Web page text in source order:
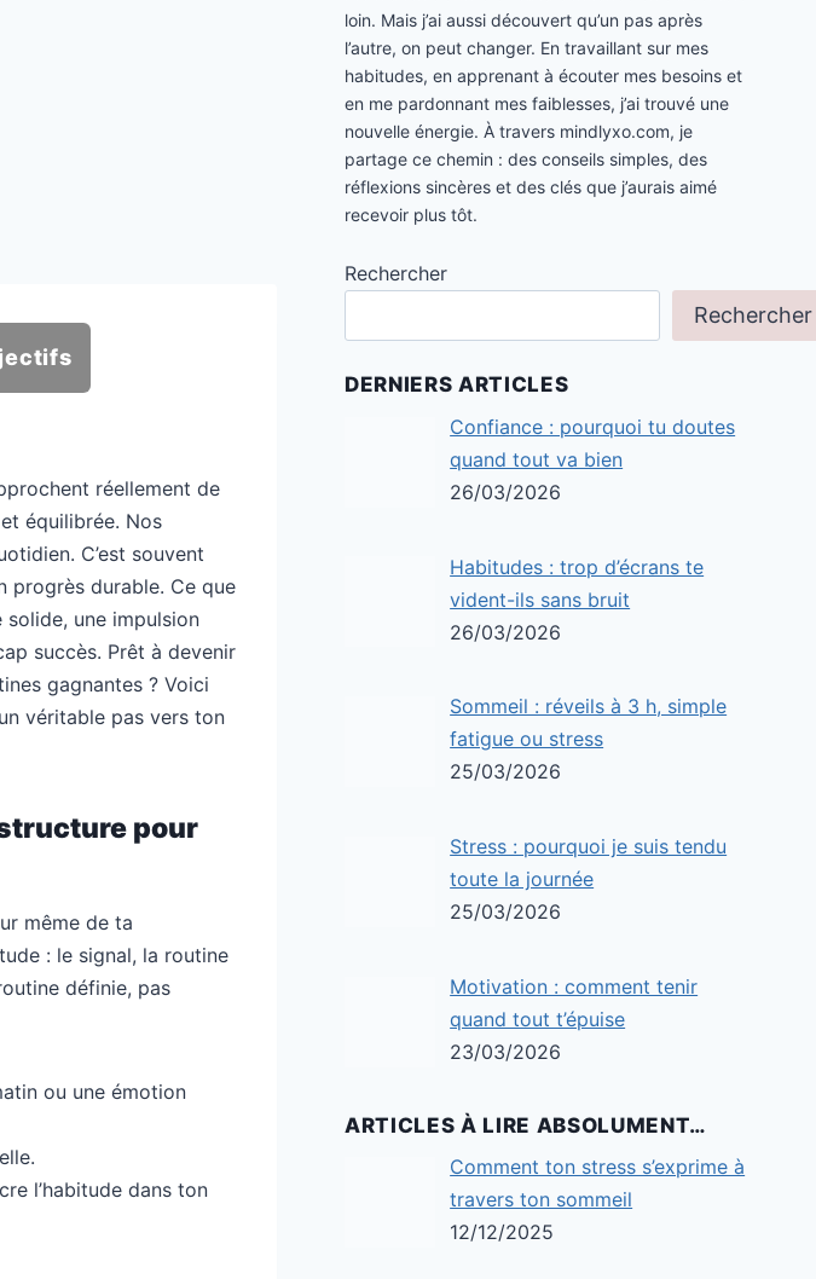
réellement de
équilibrée. Nos
C’est souvent
progrès durable. Ce que
une impulsion
succès. Prêt à devenir
gagnantes ? Voici
véritable pas vers ton
pour
même de ta
: le signal, la routine
définie, pas
ou une émotion
l’habitude dans ton
loin. Mais j’ai aussi découvert qu’un pas après
l’autre, on peut changer. En travaillant sur mes
habitudes, en apprenant à écouter mes besoins et
en me pardonnant mes faiblesses, j’ai trouvé une
nouvelle énergie. À travers mindlyxo.com, je
partage ce chemin : des conseils simples, des
réflexions sincères et des clés que j’aurais aimé
recevoir plus tôt.
Rechercher
Rechercher
DERNIERS ARTICLES
Confiance : pourquoi tu doutes
quand tout va bien
26/03/2026
Habitudes : trop d’écrans te
vident-ils sans bruit
26/03/2026
Sommeil : réveils à 3 h, simple
fatigue ou stress
25/03/2026
Stress : pourquoi je suis tendu
toute la journée
25/03/2026
Motivation : comment tenir
quand tout t’épuise
23/03/2026
ARTICLES À LIRE ABSOLUMENT…
Comment ton stress s’exprime à
travers ton sommeil
12/12/2025